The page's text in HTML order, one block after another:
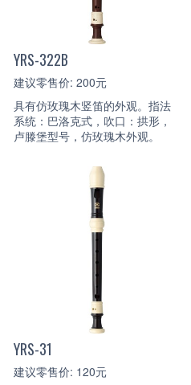
YRS-322B
建议零售价: 200元
具有仿玫瑰木竖笛的外观。指法
系统：巴洛克式，吹口：拱形，
卢滕堡型号，仿玫瑰木外观。
YRS-31
建议零售价: 120元